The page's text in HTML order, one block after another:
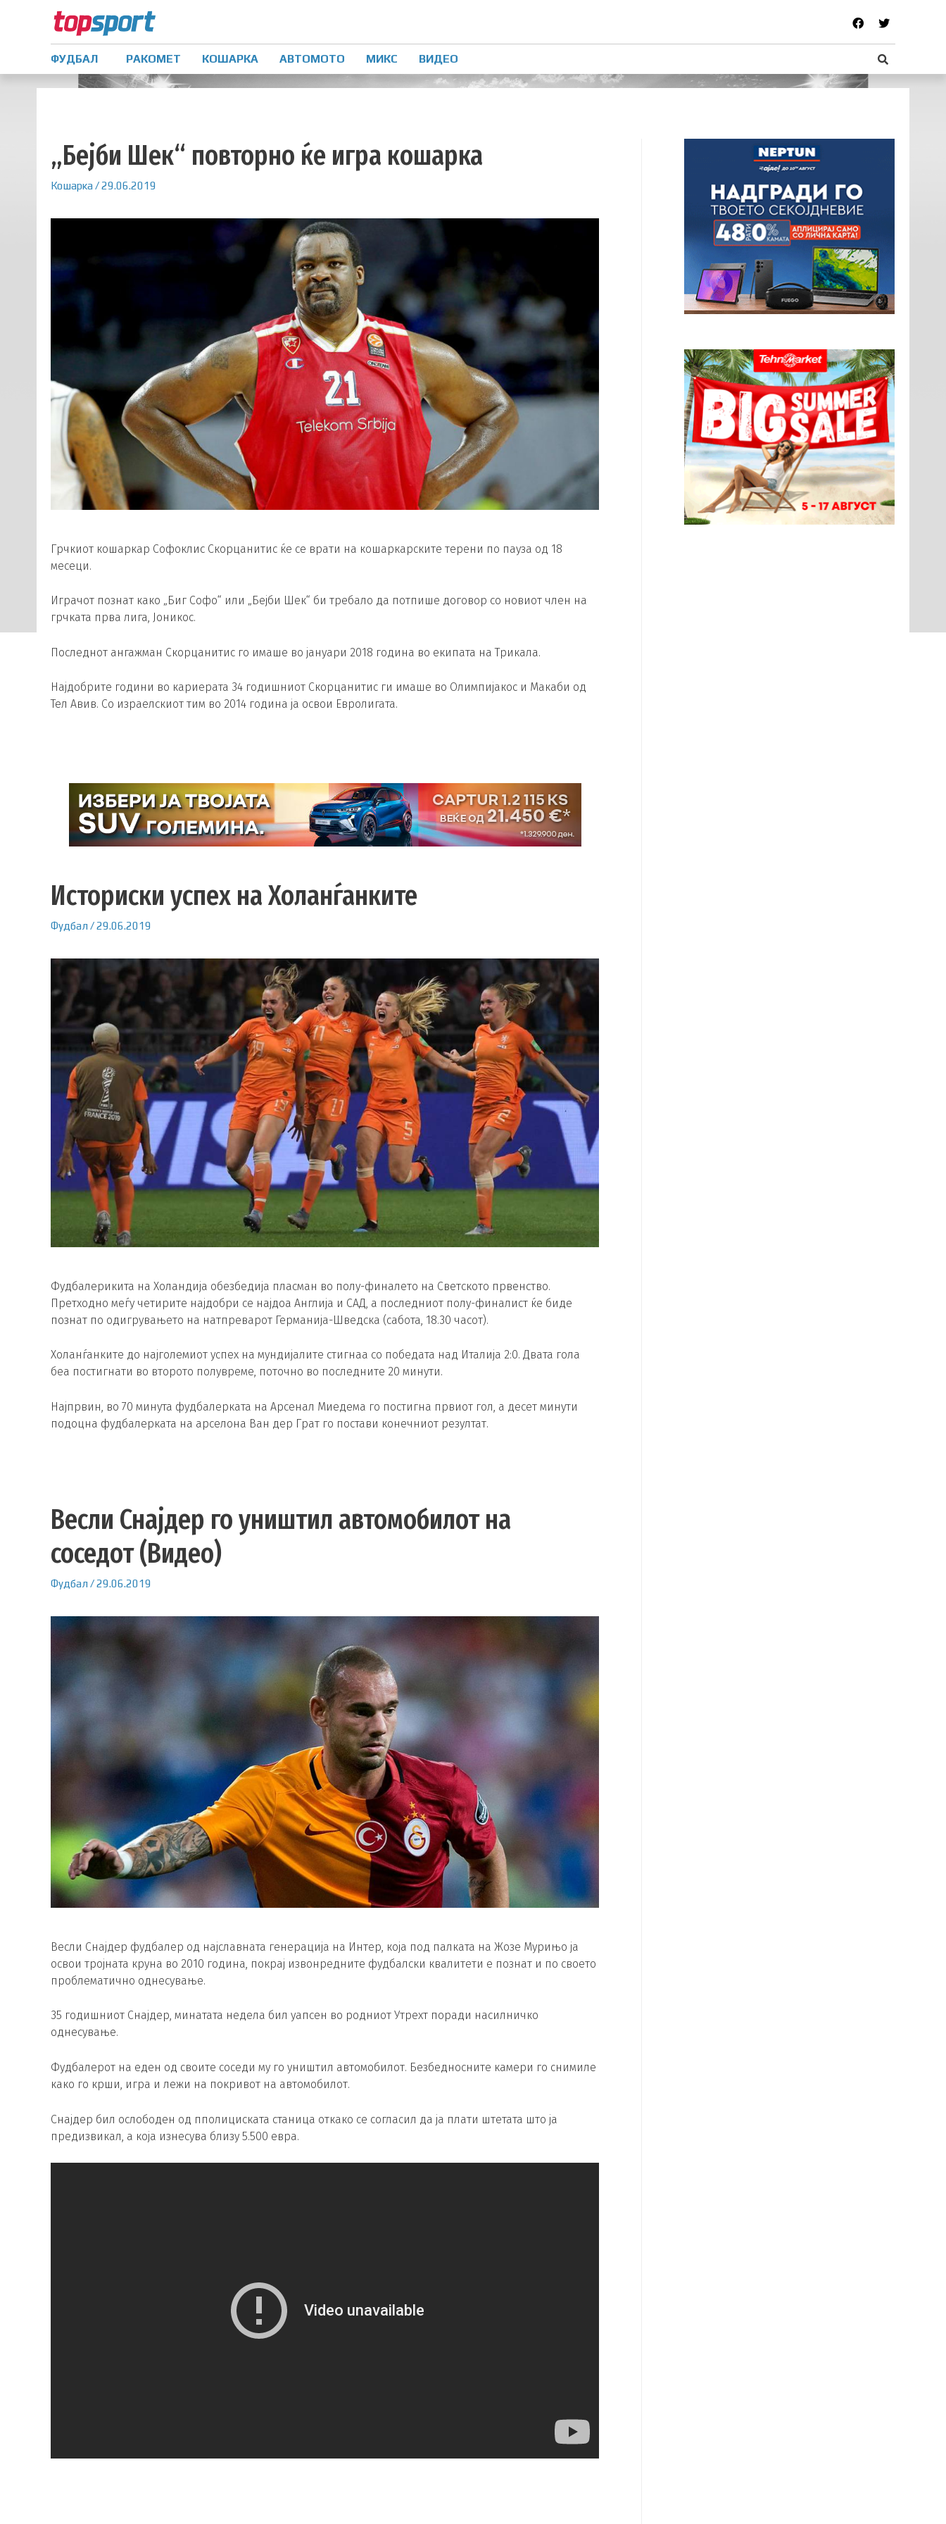
ФУДБАЛ РАКОМЕТ КОШАРКА АВТОМОТО МИКС ВИДЕО
„Бејби Шек“ повторно ќе игра кошарка
Кошарка /29.06.2019
Грчкиот кошаркар Софоклис Скорцанитис ќе се врати на кошаркарските терени по пауза од 18
месеци.
Играчот познат како „Биг Софо“ или „Бејби Шек“ би требало да потпише договор со новиот член на
грчката прва лига, Јоникос.
Последнот ангажман Скорцанитис го имаше во јануари 2018 година во екипата на Трикала.
Најдобрите години во кариерата 34 годишниот Скорцанитис ги имаше во Олимпијакос и Макаби од
Тел Авив. Со израелскиот тим во 2014 година ја освои Евролигата.
Историски успех на Холанѓанките
Фудбал /29.06.2019
Фудбалерикита на Холандија обезбедија пласман во полу-финалето на Светското првенство.
Претходно меѓу четирите најдобри се најдоа Англија и САД, а последниот полу-финалист ќе биде
познат по одигрувањето на натпреварот Германија-Шведска (сабота, 18.30 часот).
Холанѓанките до најголемиот успех на мундијалите стигнаа со победата над Италија 2:0. Двата гола
беа постигнати во второто полувреме, поточно во последните 20 минути.
Најпрвин, во 70 минута фудбалерката на Арсенал Миедема го постигна првиот гол, а десет минути
подоцна фудбалерката на арселона Ван дер Грат го постави конечниот резултат.
Весли Снајдер го уништил автомобилот на
соседот (Видео)
Фудбал /29.06.2019
Весли Снајдер фудбалер од најславната генерација на Интер, која под палката на Жозе Мурињо ја
освои тројната круна во 2010 година, покрај извонредните фудбалски квалитети е познат и по своето
проблематично однесување.
35 годишниот Снајдер, минатата недела бил уапсен во родниот Утрехт поради насилничко
однесување.
Фудбалерот на еден од своите соседи му го уништил автомобилот. Безбедносните камери го снимиле
како го крши, игра и лежи на покривот на автомобилот.
Снајдер бил ослободен од пполициската станица откако се согласил да ја плати штетата што ја
предизвикал, а која изнесува близу 5.500 евра.